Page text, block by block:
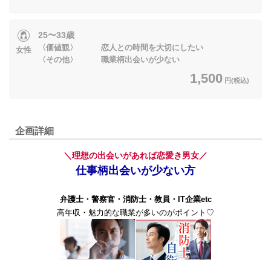
女性
25〜33歳
〈価値観〉 恋人との時間を大切にしたい
〈その他〉 職業柄出会いが少ない
1,500 円(税込)
企画詳細
＼理想の出会いがあれば恋愛き男女／
仕事柄出会いが少ない方
弁護士・警察官・消防士・教員・IT企業etc
高年収・魅力的な職業が多いのがポイント♡